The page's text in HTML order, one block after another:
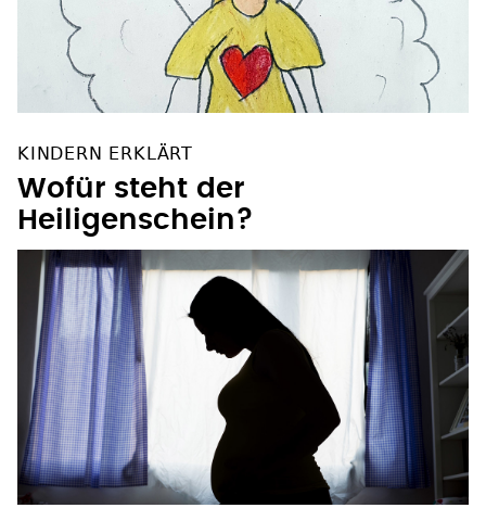
KINDERN ERKLÄRT
Wofür steht der
Heiligenschein?